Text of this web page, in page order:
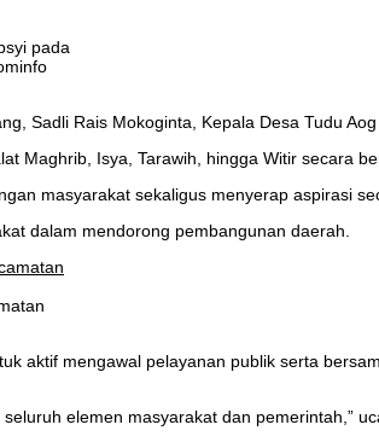
pada
Sadli Rais Mokoginta, Kepala Desa Tudu
Maghrib, Isya, Tarawih, hingga Witir secara
masyarakat sekaligus menyerap aspirasi
dalam mendorong pembangunan daerah.
aktif mengawal pelayanan publik serta
elemen masyarakat dan pemerintah,”